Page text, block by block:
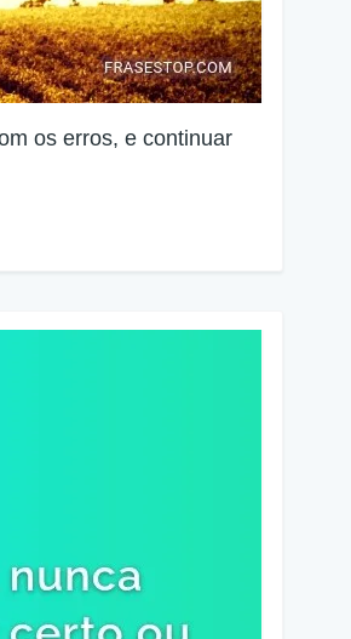
os erros, e continuar